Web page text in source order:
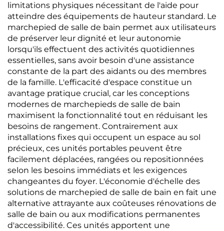
limitations physiques nécessitant de l'aide pour
atteindre des équipements de hauteur standard. Le
marchepied de salle de bain permet aux utilisateurs
de préserver leur dignité et leur autonomie
lorsqu'ils effectuent des activités quotidiennes
essentielles, sans avoir besoin d'une assistance
constante de la part des aidants ou des membres
de la famille. L'efficacité d'espace constitue un
avantage pratique crucial, car les conceptions
modernes de marchepieds de salle de bain
maximisent la fonctionnalité tout en réduisant les
besoins de rangement. Contrairement aux
installations fixes qui occupent un espace au sol
précieux, ces unités portables peuvent être
facilement déplacées, rangées ou repositionnées
selon les besoins immédiats et les exigences
changeantes du foyer. L'économie d'échelle des
solutions de marchepied de salle de bain en fait une
alternative attrayante aux coûteuses rénovations de
salle de bain ou aux modifications permanentes
d'accessibilité. Ces unités apportent une